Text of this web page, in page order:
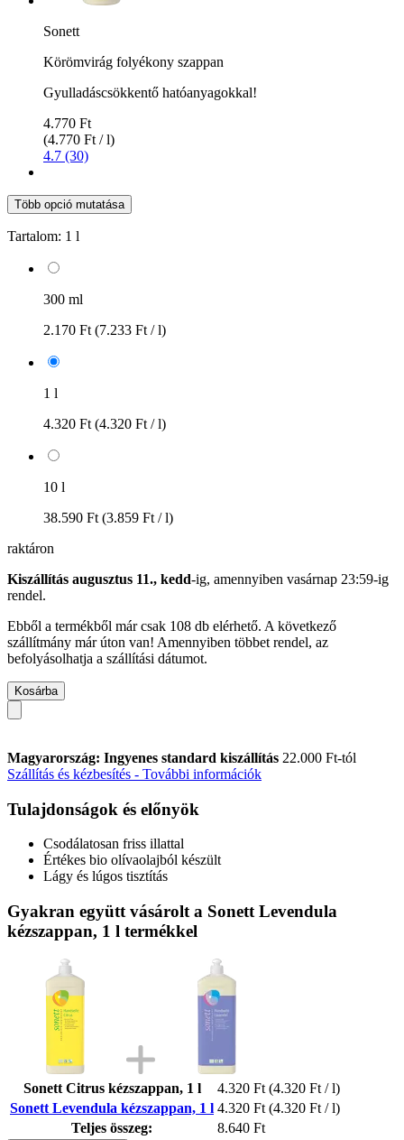
Sonett
Körömvirág folyékony szappan
Gyulladáscsökkentő hatóanyagokkal!
4.770 Ft
(4.770 Ft / l)
4.7 (30)
Több opció mutatása
Tartalom: 1 l
300 ml
2.170 Ft (7.233 Ft / l)
1 l
4.320 Ft (4.320 Ft / l)
10 l
38.590 Ft (3.859 Ft / l)
raktáron
Kiszállítás augusztus 11., kedd-ig, amennyiben vasárnap 23:59-ig
rendel.
Ebből a termékből már csak 108 db elérhető. A következő
szállítmány már úton van! Amennyiben többet rendel, az
befolyásolhatja a szállítási dátumot.
Kosárba
Magyarország: Ingyenes standard kiszállítás 22.000 Ft-tól
Szállítás és kézbesítés - További információk
Tulajdonságok és előnyök
Csodálatosan friss illattal
Értékes bio olívaolajból készült
Lágy és lúgos tisztítás
Gyakran együtt vásárolt a Sonett Levendula
kézszappan, 1 l termékkel
Sonett Citrus kézszappan, 1 l 4.320 Ft (4.320 Ft / l)
Sonett Levendula kézszappan, 1 l 4.320 Ft (4.320 Ft / l)
Teljes összeg:
8.640 Ft